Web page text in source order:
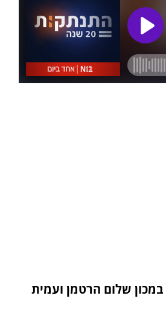
שלום הרטמן ועמית